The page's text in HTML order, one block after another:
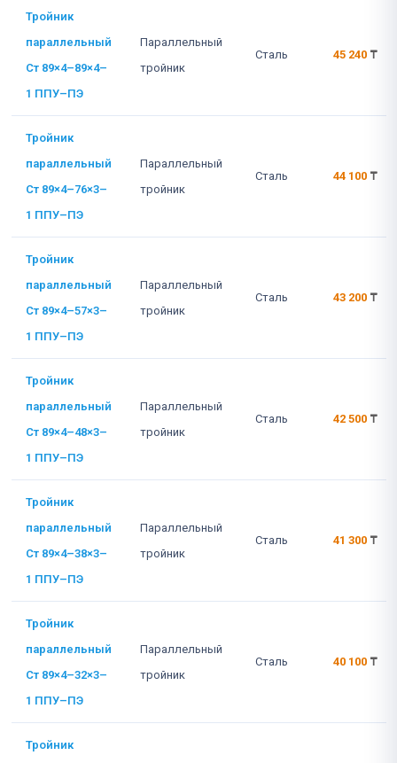
Тройник
параллельный
Ст 89×4–89×4–
1 ППУ–ПЭ
Параллельный
тройник
Сталь 45 240 ₸
Тройник
параллельный
Ст 89×4–76×3–
1 ППУ–ПЭ
Параллельный
тройник
Сталь 44 100 ₸
Тройник
параллельный
Ст 89×4–57×3–
1 ППУ–ПЭ
Параллельный
тройник
Сталь 43 200 ₸
Тройник
параллельный
Ст 89×4–48×3–
1 ППУ–ПЭ
Параллельный
тройник
Сталь 42 500 ₸
Тройник
параллельный
Ст 89×4–38×3–
1 ППУ–ПЭ
Параллельный
тройник
Сталь 41 300 ₸
Тройник
параллельный
Ст 89×4–32×3–
1 ППУ–ПЭ
Параллельный
тройник
Сталь 40 100 ₸
Тройник